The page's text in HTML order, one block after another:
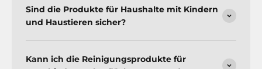
Sind die Produkte für Haushalte mit Kindern
und Haustieren sicher?
Kann ich die Reinigungsprodukte für